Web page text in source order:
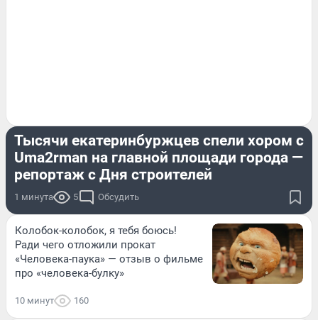
Тысячи екатеринбуржцев спели хором с
Uma2rman на главной площади города —
репортаж с Дня строителей
1 минута 5 Обсудить
Колобок-колобок, я тебя боюсь!
Ради чего отложили прокат
«Человека-паука» — отзыв о фильме
про «человека-булку»
10 минут 160